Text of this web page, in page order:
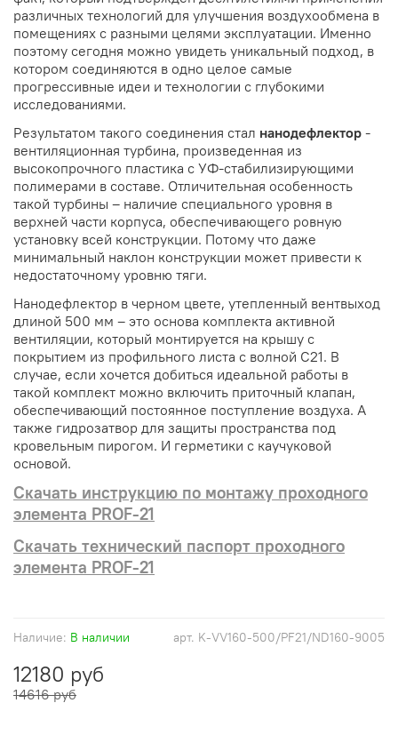
арт. K-VV160-500/PF21/ND160-9005
Наличие: В наличии
12180 руб
14616 руб
различных технологий для улучшения воздухообмена в
помещениях с разными целями эксплуатации. Именно
поэтому сегодня можно увидеть уникальный подход, в
котором соединяются в одно целое самые
прогрессивные идеи и технологии с глубокими
исследованиями.
Результатом такого соединения стал нанодефлектор -
вентиляционная турбина, произведенная из
высокопрочного пластика с УФ-стабилизирующими
полимерами в составе. Отличительная особенность
такой турбины – наличие специального уровня в
верхней части корпуса, обеспечивающего ровную
установку всей конструкции. Потому что даже
минимальный наклон конструкции может привести к
недостаточному уровню тяги.
Нанодефлектор в черном цвете, утепленный вентвыход
длиной 500 мм – это основа комплекта активной
вентиляции, который монтируется на крышу с
покрытием из профильного листа с волной С21. В
случае, если хочется добиться идеальной работы в
такой комплект можно включить приточный клапан,
обеспечивающий постоянное поступление воздуха. А
также гидрозатвор для защиты пространства под
кровельным пирогом. И герметики с каучуковой
основой.
Скачать инструкцию по монтажу проходного
элемента PROF-21
Скачать технический паспорт проходного
элемента PROF-21